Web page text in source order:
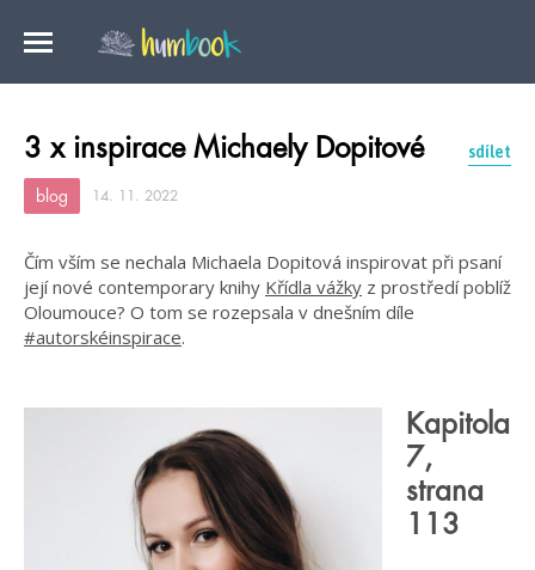
3 x inspirace Michaely Dopitové sdílet
blog 14. 11. 2022
Čím vším se nechala Michaela Dopitová inspirovat při psaní
její nové contemporary knihy Křídla vážky z prostředí poblíž
Oloumouce? O tom se rozepsala v dnešním díle
#autorskéinspirace.
Kapitola
7,
strana
113